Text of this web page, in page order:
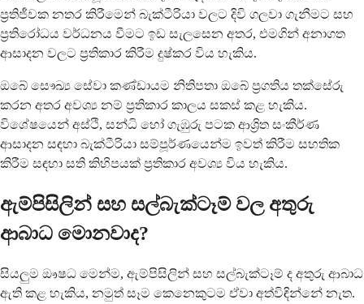
ප්‍රතිජීවක නතර කිරීමෙන් බැක්ටීරියා වලට දිවි ගලවා ගැනීමට සහ
ප්‍රතිරෝධය වර්ධනය වීමට ඉඩ සැලසෙන අතර, එමගින් අනාගත
ආසාදන වලට ප්‍රතිකාර කිරීම දුෂ්කර විය හැකිය.
ඔබේ සෞඛ්‍ය සේවා කණ්ඩායම නිතිපතා ඔබේ ප්‍රගතිය තක්සේරු
කරන අතර අවශ්‍ය නම් ප්‍රතිකාර කාලය සකස් කළ හැකිය.
විශේෂයෙන් අස්ථි, සන්ධි හෝ ගැඹුරු පටක ආශ්‍රිත සංකීර්ණ
ආසාදන සඳහා බැක්ටීරියා සම්පූර්ණයෙන්ම ඉවත් කිරීම සහතික
කිරීම සඳහා සති කිහිපයක් ප්‍රතිකාර අවශ්‍ය විය හැකිය.
ඇම්පිසිලින් සහ සල්බැක්ටෑම් වල අතුරු
ආබාධ මොනවාද?
සියලුම ඖෂධ මෙන්ම, ඇම්පිසිලින් සහ සල්බැක්ටෑම් ද අතුරු ආබාධ
ඇති කළ හැකිය, නමුත් සෑම කෙනෙකුටම ඒවා අත්විඳින්නේ නැත.